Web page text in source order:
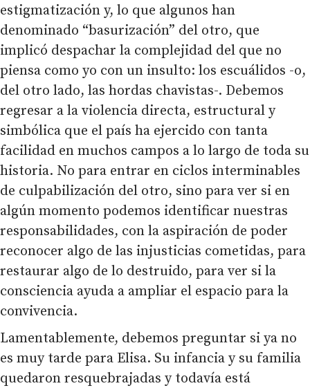
estigmatización y, lo que algunos han
denominado “basurización” del otro, que
implicó despachar la complejidad del que no
piensa como yo con un insulto: los escuálidos -o,
del otro lado, las hordas chavistas-. Debemos
regresar a la violencia directa, estructural y
simbólica que el país ha ejercido con tanta
facilidad en muchos campos a lo largo de toda su
historia. No para entrar en ciclos interminables
de culpabilización del otro, sino para ver si en
algún momento podemos identificar nuestras
responsabilidades, con la aspiración de poder
reconocer algo de las injusticias cometidas, para
restaurar algo de lo destruido, para ver si la
consciencia ayuda a ampliar el espacio para la
convivencia.
Lamentablemente, debemos preguntar si ya no
es muy tarde para Elisa. Su infancia y su familia
quedaron resquebrajadas y todavía está